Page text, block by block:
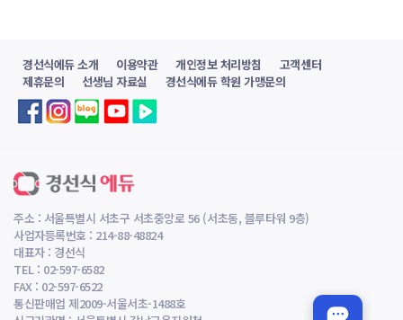
경선식에듀 소개 이용약관 개인정보 처리방침
고객센터
제휴문의
선생님 자료실 경선식에듀 학원 가맹문의
주소 : 서울특별시 서초구 서초중앙로 56 (서초동, 블루타워 9층)
사업자등록번호 : 214-88-48824
대표자 : 경선식
TEL : 02-597-6582
FAX : 02-597-6522
통신판매업 제2009-서울서초-1488호